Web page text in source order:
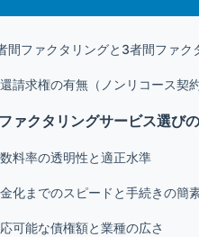
間ファクタリングと3者間ファク
請求権の有無（ノンリコース契
ァクタリングサービス選び
料率の透明性と適正水準
化までのスピードと手続きの簡
可能な債権額と業種の広さ